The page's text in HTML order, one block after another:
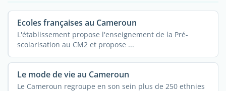
Ecoles françaises au Cameroun
L'établissement propose l'enseignement de la Pré-
scolarisation au CM2 et propose ...
Le mode de vie au Cameroun
Le Cameroun regroupe en son sein plus de 250 ethnies